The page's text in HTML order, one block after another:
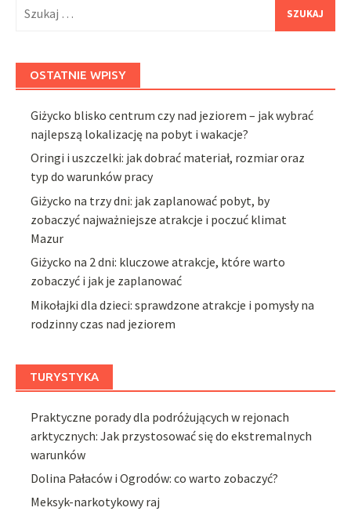
OSTATNIE WPISY
Giżycko blisko centrum czy nad jeziorem – jak wybrać
najlepszą lokalizację na pobyt i wakacje?
Oringi i uszczelki: jak dobrać materiał, rozmiar oraz
typ do warunków pracy
Giżycko na trzy dni: jak zaplanować pobyt, by
zobaczyć najważniejsze atrakcje i poczuć klimat
Mazur
Giżycko na 2 dni: kluczowe atrakcje, które warto
zobaczyć i jak je zaplanować
Mikołajki dla dzieci: sprawdzone atrakcje i pomysły na
rodzinny czas nad jeziorem
TURYSTYKA
Praktyczne porady dla podróżujących w rejonach
arktycznych: Jak przystosować się do ekstremalnych
warunków
Dolina Pałaców i Ogrodów: co warto zobaczyć?
Meksyk-narkotykowy raj